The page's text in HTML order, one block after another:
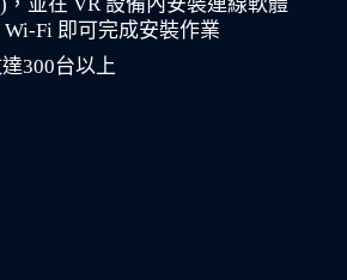
Fi 即可完成安裝作業
300台以上